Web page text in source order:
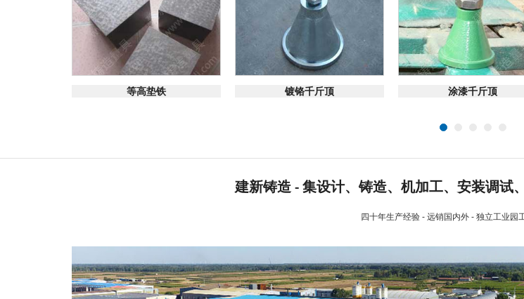
在线咨询
等高垫铁 在线咨询
镀铬千斤顶 在线咨询
涂漆千斤顶
建新铸造 - 集设计、铸造、机加工、安装调试
四十年生产经验 - 远销国内外 - 独立工业园